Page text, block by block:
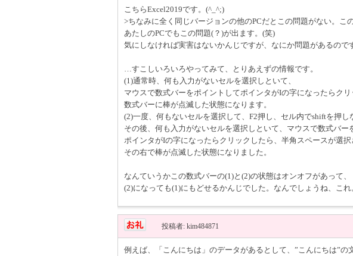
こちらExcel2019です。(^_^;)
>ちなみに全く同じバージョンの他のPCだとこの問題がない。この
あたしのPCでもこの問題(？)が出ます。(笑)
気にしなければ実害はないかんじですが、なにか問題があるので
…すこしいろいろやってみて、とりあえずの情報です。
(1)通常時、何も入力がないセルを選択しといて、
マウスで数式バーをポイントしてポインタがIの字になったらクリ
数式バーに棒が点滅した状態になります。
(2)一度、何もないセルを選択して、F2押し、セル内でshiftを押し
その後、何も入力がないセルを選択しといて、マウスで数式バー
ポインタがIの字になったらクリックしたら、半角スペースが選択
その右で棒が点滅した状態になりました。
なんていうかこの数式バーの(1)と(2)の状態はオンオフがあって、
(2)になっても(1)にもどせるかんじでした。なんでしょうね、これ
投稿者: kim484871
例えば、「こんにちは」のデータがあるとして、”こんにちは”の